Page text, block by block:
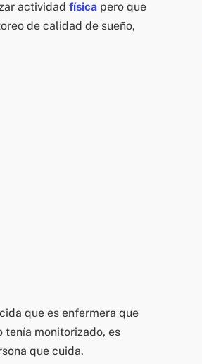
actividad físicapero que
de calidad de sueño,
que es enfermera que
tenía monitorizado, es
que cuida.